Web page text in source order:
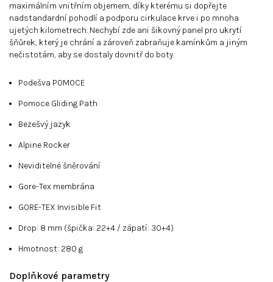
maximálním vnitřním objemem, díky kterému si dopřejte
nadstandardní pohodlí a podporu cirkulace krve i po mnoha
ujetých kilometrech. Nechybí zde ani šikovný panel pro ukrytí
šňůrek, který je chrání a zároveň zabraňuje kamínkům a jiným
nečistotám, aby se dostaly dovnitř do boty.
Podešva POMOCE
Pomoce Gliding Path
Bezešvý jazyk
Alpine Rocker
Neviditelné šněrování
Gore-Tex membrána
GORE-TEX Invisible Fit
Drop: 8 mm (špička: 22+4 / zápatí: 30+4)
Hmotnost: 280 g
Doplňkové parametry